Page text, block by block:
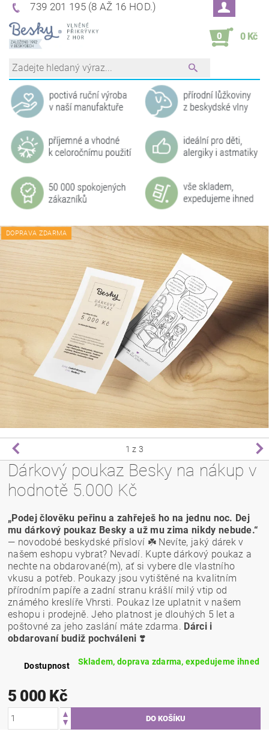
739 201 195 (8 AŽ 16 HOD.)
0 0 Kč
DOPRAVA ZDARMA
1 z 3
Dárkový poukaz Besky na nákup v
hodnotě 5.000 Kč
„Podej člověku peřinu a zahřeješ ho na jednu noc. Dej
mu dárkový poukaz Besky a už mu zima nikdy nebude.“
— novodobé beskydské přísloví ☘️ Nevíte, jaký dárek v
našem eshopu vybrat? Nevadí. Kupte dárkový poukaz a
nechte na obdarované(m), ať si vybere dle vlastního
vkusu a potřeb. Poukazy jsou vytištěné na kvalitním
přírodním papíře a zadní stranu krášlí milý vtip od
známého kreslíře Vhrsti. Poukaz lze uplatnit v našem
eshopu i prodejně. Jeho platnost je dlouhých 5 let a
poštovné za jeho zaslání máte zdarma. Dárci i
obdarovaní budiž pochváleni ❣️
Dostupnost Skladem, doprava zdarma, expedujeme ihned
5 000 Kč